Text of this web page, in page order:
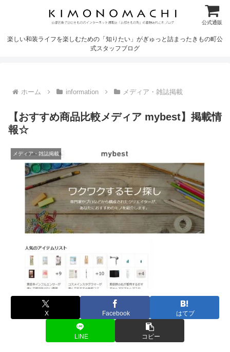
公式通販
楽しい和装ライフを楽しむための「知りたい」がぎゅっと詰まったきもの町公
式スタッフブログ
ホーム information メディア・雑誌掲載
【おすすめ商品比較メディア mybest】掲載情
報☆
メディア・雑誌掲載
X Facebook はてブ
LINE コピー